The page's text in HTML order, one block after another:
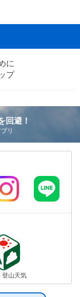
に
プ
回避！
リ
登山天気